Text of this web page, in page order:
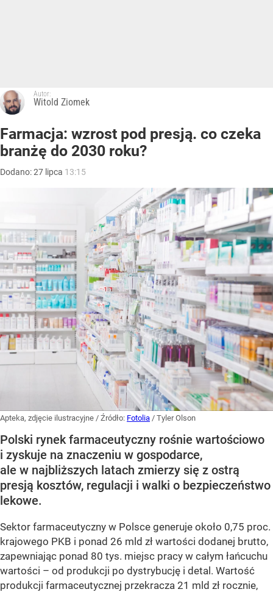
Autor:
Witold Ziomek
Farmacja: wzrost pod presją. co czeka
branżę do 2030 roku?
Dodano:27 lipca 13:15
Apteka, zdjęcie ilustracyjne / Źródło: Fotolia / Tyler Olson
Polski rynek farmaceutyczny rośnie wartościowo
i zyskuje na znaczeniu w gospodarce,
ale w najbliższych latach zmierzy się z ostrą
presją kosztów, regulacji i walki o bezpieczeństwo
lekowe.
Sektor farmaceutyczny w Polsce generuje około 0,75 proc.
krajowego PKB i ponad 26 mld zł wartości dodanej brutto,
zapewniając ponad 80 tys. miejsc pracy w całym łańcuchu
wartości – od produkcji po dystrybucję i detal. Wartość
produkcji farmaceutycznej przekracza 21 mld zł rocznie,